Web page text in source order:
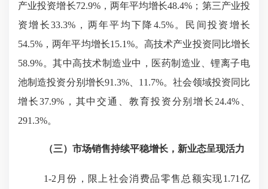
产业投资增长72.9%，两年平均增长48.4%；第三产业投
资增长33.3%，两年平均下降4.5%。民间投资增长
54.5%，两年平均增长15.1%。高技术产业投资同比增长
58.9%。其中高技术制造业中，医药制造业、锂离子电
池制造投资分别增长91.3%、11.7%。社会领域投资同比
增长37.9%，其中交通、教育投资分别增长24.4%、
291.3%。
（三） 市场销售持续平稳增长，新业态呈现活力
1-2月份，限上社会消费品零售总额实现1.71 亿